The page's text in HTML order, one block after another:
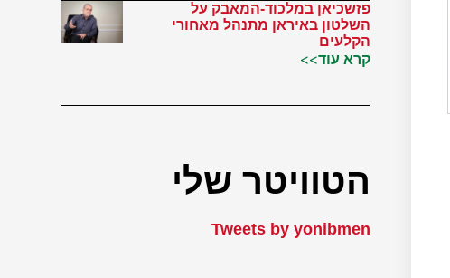
פזשכיאן במלכוד-המאבק על
השלטון באיראן מתנהל מאחורי
הקלעים
קרא עוד>>
הטוויטר שלי
Tweets by yonibmen